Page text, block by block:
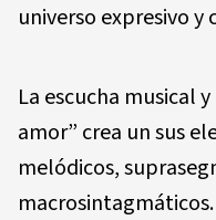
universo expresivo y
La escucha musical
amor” crea un sus
melódicos,
macrosintagmáticos.